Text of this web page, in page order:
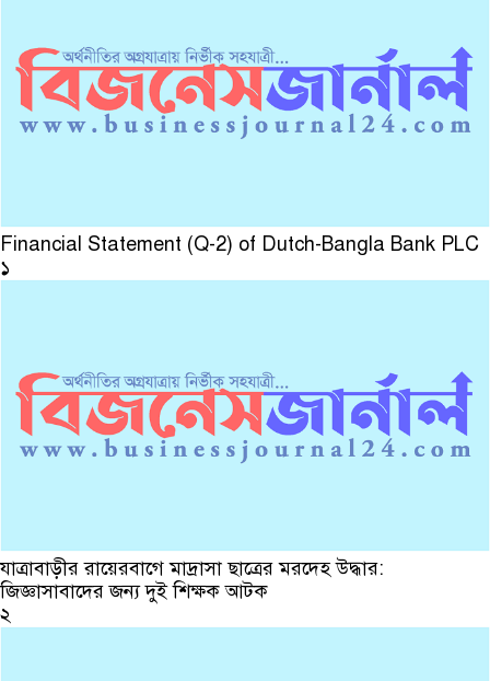
Financial Statement (Q-2) of Dutch-Bangla Bank PLC
১
যাত্রাবাড়ীর রায়েরবাগে মাদ্রাসা ছাত্রের মরদেহ উদ্ধার:
জিজ্ঞাসাবাদের জন্য দুই শিক্ষক আটক
২